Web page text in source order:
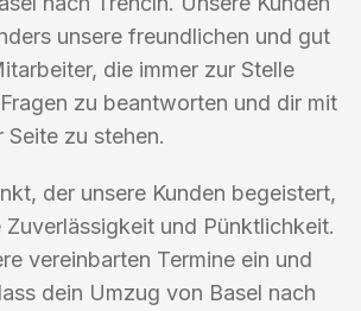
unsere freundlichen und gut
die immer zur Stelle
zu beantworten und dir mit
Seite zu stehen.
der unsere Kunden begeistert,
Zuverlässigkeit und Pünktlichkeit.
vereinbarten Termine ein und
dein Umzug von Basel nach